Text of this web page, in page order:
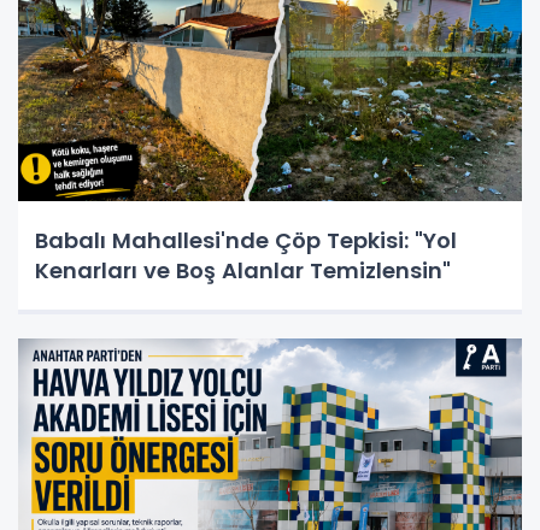
Babalı Mahallesi'nde Çöp Tepkisi: "Yol
Kenarları ve Boş Alanlar Temizlensin"